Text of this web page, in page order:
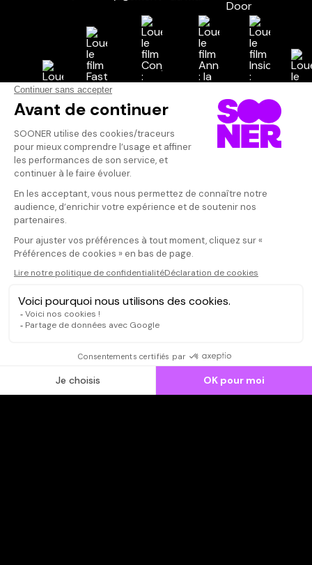
Vos avis
Donnez votre avis
Votre note
Votre commentaire
Il faut vous connecter pour
publier un avis
CONNEXION
Qui sommes-nous ?